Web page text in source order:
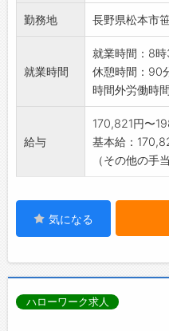
*変更の範囲:
*応募する方は
勤務地 長野県松本市
就業時間
就業時間：8
休憩時間：90
時間外労働時
給与
170,821円〜
基本給：
（その他の手
気になる
ハローワーク求人